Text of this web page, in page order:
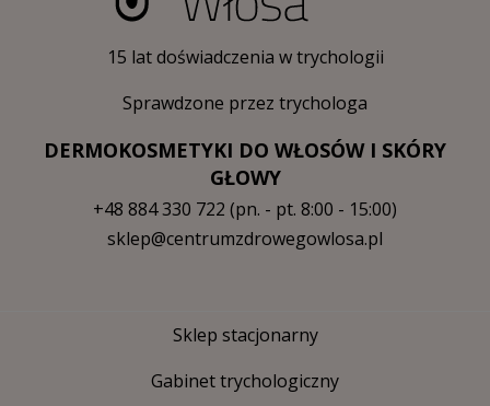
15 lat doświadczenia w trychologii
Sprawdzone przez trychologa
DERMOKOSMETYKI DO WŁOSÓW I SKÓRY
GŁOWY
+48 884 330 722 (pn. - pt. 8:00 - 15:00)
sklep@centrumzdrowegowlosa.pl
Sklep stacjonarny
Gabinet trychologiczny